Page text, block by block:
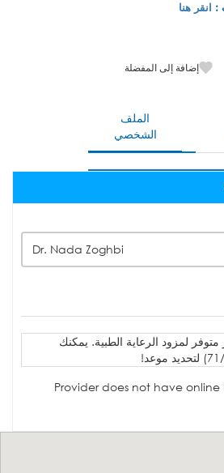
: انقر هنا
إضافة إلى المفضلة
الملف
الشخصي
Dr. Nada Zoghbi
متوفر لمزود الرعاية الطبية. يمكنك
Provider does not have